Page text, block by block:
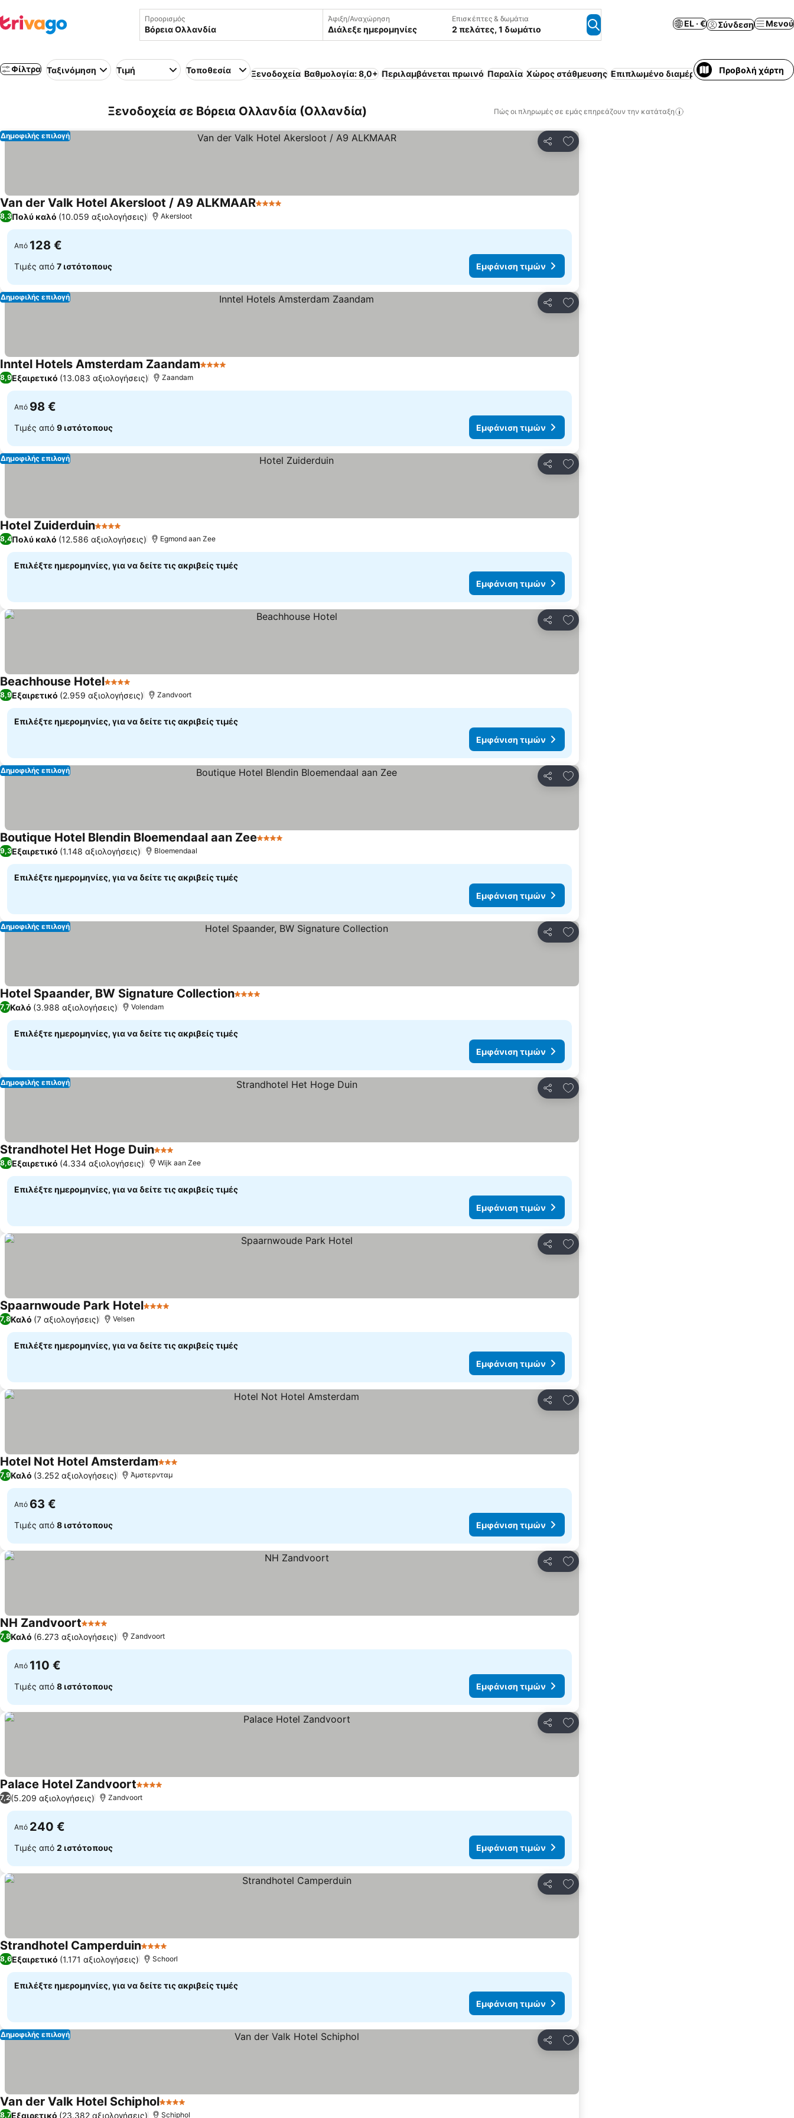
Προορισμός Άφιξη/Αναχώρηση
Διάλεξε ημερομηνίες
Επισκέπτες & δωμάτια
2 πελάτες, 1 δωμάτιο
EL · € Σύνδεση Μενού
Φίλτρα Ταξινόμηση Τιμή Τοποθεσία Ξενοδοχεία Βαθμολογία: 8,0+ Περιλαμβάνεται πρωινό Παραλία Χώρος στάθμευσης Επιπλωμένο διαμέρισμα Πισίνα Θέρετρο
Προβολή χάρτη
Ξενοδοχεία σε Βόρεια Ολλανδία (Ολλανδία) Πώς οι πληρωμές σε εμάς επηρεάζουν την κατάταξη
Κοινοποίηση
Προσθήκη στα αγαπημένα
Δημοφιλής επιλογή
Van der Valk Hotel Akersloot / A9 ALKMAAR4 Αστέρια
8,3Πολύ καλό (10.059 αξιολογήσεις) Akersloot
Από 128 €
Τιμές από 7 ιστότοπους Εμφάνιση τιμών
Κοινοποίηση
Προσθήκη στα αγαπημένα
Δημοφιλής επιλογή
Inntel Hotels Amsterdam Zaandam4 Αστέρια
8,9Εξαιρετικό (13.083 αξιολογήσεις) Zaandam
Από 98 €
Τιμές από 9 ιστότοπους Εμφάνιση τιμών
Κοινοποίηση
Προσθήκη στα αγαπημένα
Δημοφιλής επιλογή
Hotel Zuiderduin4 Αστέρια
8,4Πολύ καλό (12.586 αξιολογήσεις) Egmond aan Zee
Επιλέξτε ημερομηνίες, για να δείτε τις ακριβείς τιμές
Εμφάνιση τιμών
Κοινοποίηση
Προσθήκη στα αγαπημένα
Beachhouse Hotel4 Αστέρια
8,9Εξαιρετικό (2.959 αξιολογήσεις) Zandvoort
Επιλέξτε ημερομηνίες, για να δείτε τις ακριβείς τιμές
Εμφάνιση τιμών
Κοινοποίηση
Προσθήκη στα αγαπημένα
Δημοφιλής επιλογή
Boutique Hotel Blendin Bloemendaal aan Zee4 Αστέρια
9,3Εξαιρετικό (1.148 αξιολογήσεις) Bloemendaal
Επιλέξτε ημερομηνίες, για να δείτε τις ακριβείς τιμές
Εμφάνιση τιμών
Κοινοποίηση
Προσθήκη στα αγαπημένα
Δημοφιλής επιλογή
Hotel Spaander, BW Signature Collection4 Αστέρια
7,7Καλό (3.988 αξιολογήσεις) Volendam
Επιλέξτε ημερομηνίες, για να δείτε τις ακριβείς τιμές
Εμφάνιση τιμών
Κοινοποίηση
Προσθήκη στα αγαπημένα
Δημοφιλής επιλογή
Strandhotel Het Hoge Duin3 Αστέρια
8,6Εξαιρετικό (4.334 αξιολογήσεις) Wijk aan Zee
Επιλέξτε ημερομηνίες, για να δείτε τις ακριβείς τιμές
Εμφάνιση τιμών
Κοινοποίηση
Προσθήκη στα αγαπημένα
Spaarnwoude Park Hotel4 Αστέρια
7,8Καλό (7 αξιολογήσεις) Velsen
Επιλέξτε ημερομηνίες, για να δείτε τις ακριβείς τιμές
Εμφάνιση τιμών
Κοινοποίηση
Προσθήκη στα αγαπημένα
Hotel Not Hotel Amsterdam3 Αστέρια
7,9Καλό (3.252 αξιολογήσεις) Άμστερνταμ
Από 63 €
Τιμές από 8 ιστότοπους Εμφάνιση τιμών
Κοινοποίηση
Προσθήκη στα αγαπημένα
NH Zandvoort4 Αστέρια
7,8Καλό (6.273 αξιολογήσεις) Zandvoort
Από 110 €
Τιμές από 8 ιστότοπους Εμφάνιση τιμών
Κοινοποίηση
Προσθήκη στα αγαπημένα
Palace Hotel Zandvoort4 Αστέρια
7,2(5.209 αξιολογήσεις) Zandvoort
Από 240 €
Τιμές από 2 ιστότοπους Εμφάνιση τιμών
Κοινοποίηση
Προσθήκη στα αγαπημένα
Strandhotel Camperduin4 Αστέρια
8,6Εξαιρετικό (1.171 αξιολογήσεις) Schoorl
Επιλέξτε ημερομηνίες, για να δείτε τις ακριβείς τιμές
Εμφάνιση τιμών
Κοινοποίηση
Προσθήκη στα αγαπημένα
Δημοφιλής επιλογή
Van der Valk Hotel Schiphol4 Αστέρια
8,7Εξαιρετικό (23.382 αξιολογήσεις) Schiphol